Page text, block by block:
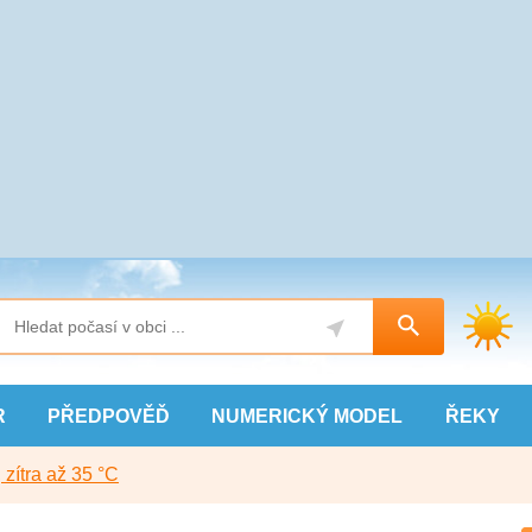
PŘEDPOVĚĎ NUMERICKÝ MODEL ŘEKY
až 35 °C